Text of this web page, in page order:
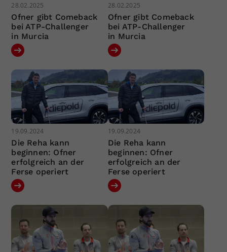
28.02.2025
Ofner gibt Comeback
bei ATP-Challenger
in Murcia
28.02.2025
Ofner gibt Comeback
bei ATP-Challenger
in Murcia
19.09.2024
Die Reha kann
beginnen: Ofner
erfolgreich an der
Ferse operiert
19.09.2024
Die Reha kann
beginnen: Ofner
erfolgreich an der
Ferse operiert